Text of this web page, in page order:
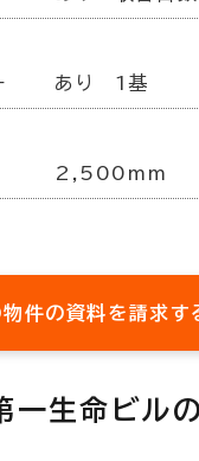
あり 1基
2,500mm
物件の資料を請求す
一生命ビル